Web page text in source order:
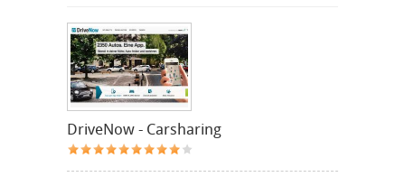
DriveNow - Carsharing